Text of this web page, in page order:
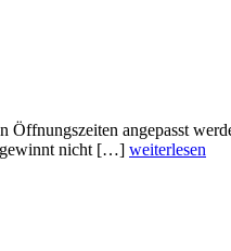
angepasst
gewinnt nicht […] weiterlesen